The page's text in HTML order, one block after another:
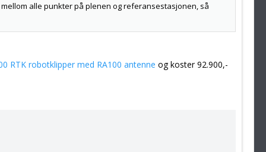
alle punkter på plenen og referansestasjonen, så
RTK robotklipper med RA100 antenne og koster 92.900,-